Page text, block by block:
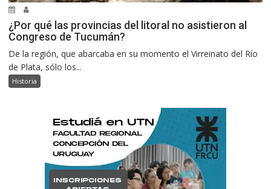
¿Por qué las provincias del litoral no asistieron al
Congreso de Tucumán?
De la región, que abarcaba en su momento el Virreinato del Río
de Plata, sólo los...
Historia